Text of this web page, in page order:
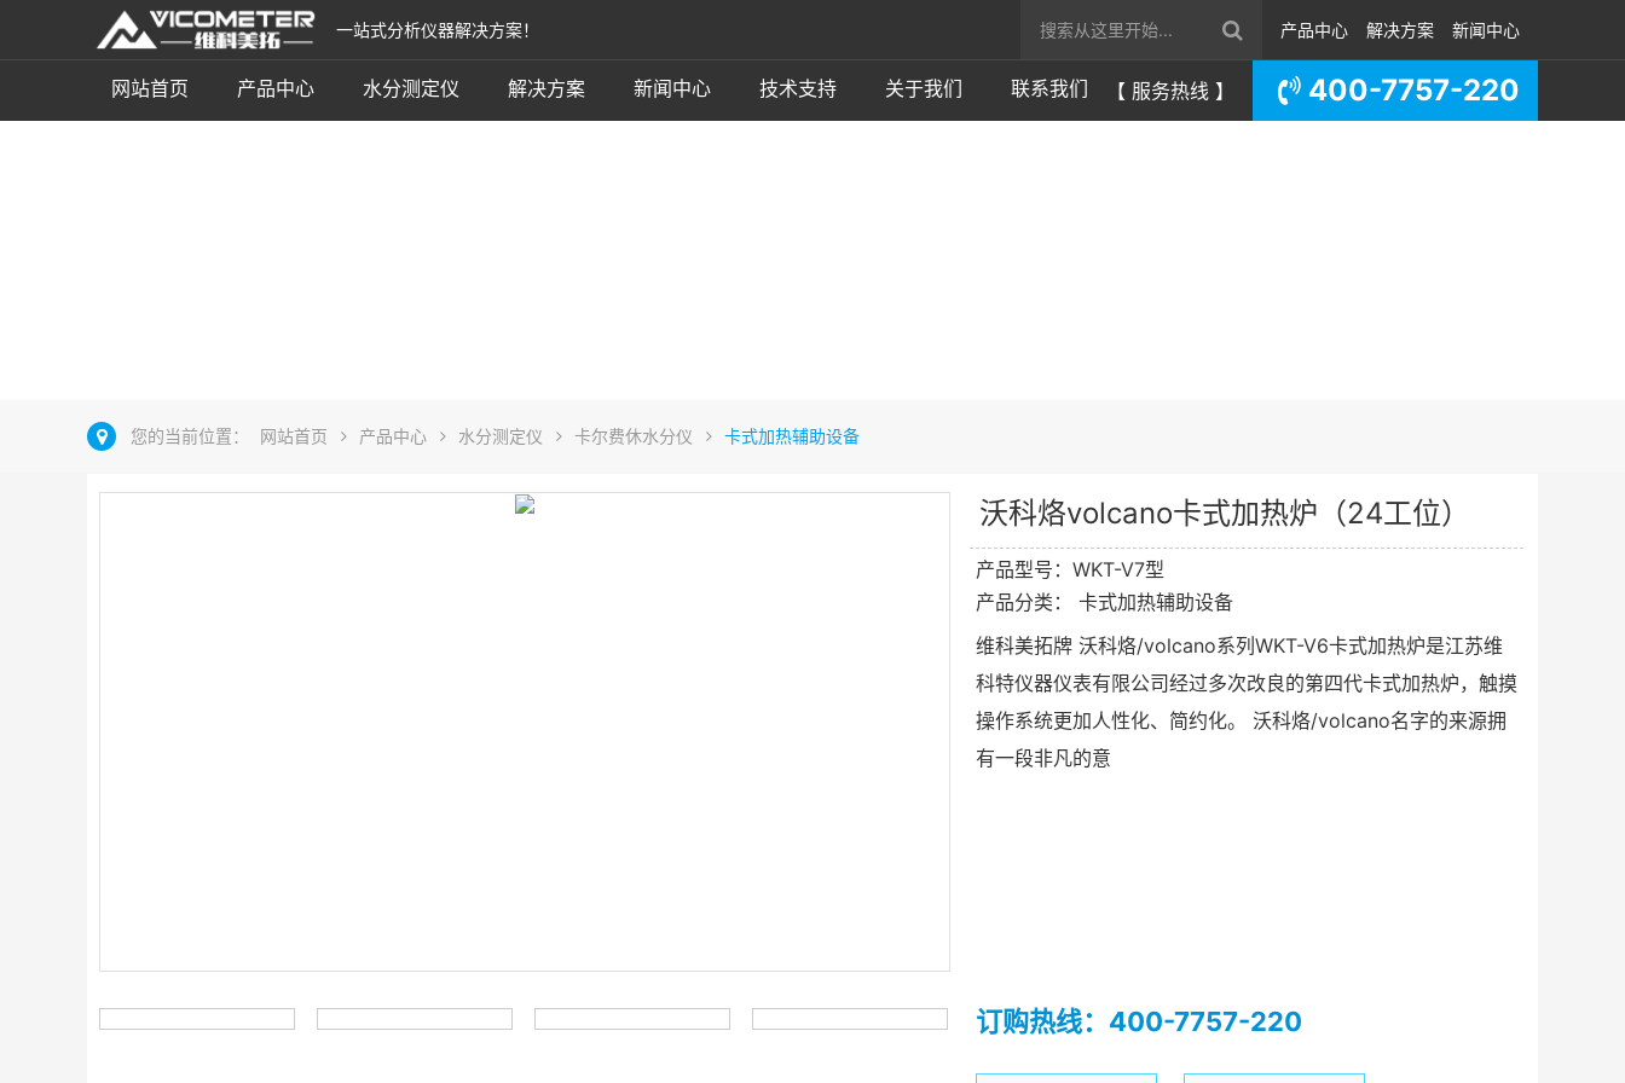
一站式分析仪器解决方案！ 产品中心 解决方案 新闻中心
网站首页 产品中心 水分测定仪 解决方案 新闻中心 技术支持 关于我们 联系我们 【 服务热线 】 400-7757-220
您的当前位置： 网站首页 产品中心 水分测定仪 卡尔费休水分仪 卡式加热辅助设备
沃科烙volcano卡式加热炉（24工位）
产品型号：WKT-V7型
产品分类： 卡式加热辅助设备
维科美拓牌 沃科烙/volcano系列WKT-V6卡式加热炉是江苏维
科特仪器仪表有限公司经过多次改良的第四代卡式加热炉，触摸
操作系统更加人性化、简约化。 沃科烙/volcano名字的来源拥
有一段非凡的意
订购热线：400-7757-220